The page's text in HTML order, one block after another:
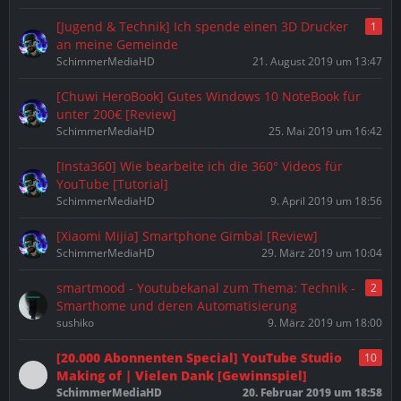
[Jugend & Technik] Ich spende einen 3D Drucker
an meine Gemeinde
1
SchimmerMediaHD 21. August 2019 um 13:47
[Chuwi HeroBook] Gutes Windows 10 NoteBook für
unter 200€ [Review]
SchimmerMediaHD 25. Mai 2019 um 16:42
[Insta360] Wie bearbeite ich die 360° Videos für
YouTube [Tutorial]
SchimmerMediaHD 9. April 2019 um 18:56
[Xiaomi Mijia] Smartphone Gimbal [Review]
SchimmerMediaHD 29. März 2019 um 10:04
smartmood - Youtubekanal zum Thema: Technik -
Smarthome und deren Automatisierung
2
sushiko 9. März 2019 um 18:00
[20.000 Abonnenten Special] YouTube Studio
Making of | Vielen Dank [Gewinnspiel]
10
SchimmerMediaHD 20. Februar 2019 um 18:58